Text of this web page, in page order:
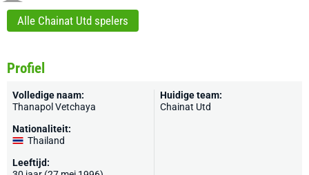
Alle Chainat Utd spelers
Profiel
Volledige naam:
Thanapol Vetchaya
Nationaliteit:
Thailand
Leeftijd:
Huidige team:
Chainat Utd